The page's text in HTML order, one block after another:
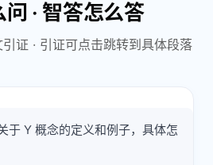
· 智答怎么答
证 · 引证可点击跳转到具体段落
于 Y 概念的定义和例子，具体怎